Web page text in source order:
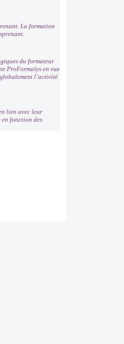
La formation
du formateur
ProFormalys en vue
l’activité
lien avec leur
en fonction des